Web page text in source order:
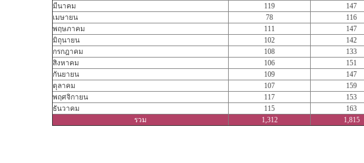
มีนาคม
119 147
เมษายน
78 116
พฤษภาคม
111 147
มิถุนายน
102 142
กรกฎาคม
108 133
สิงหาคม
106 151
กันยายน
109 147
ตุลาคม
107 159
พฤศจิกายน
117 153
ธันวาคม
115 163
รวม
1,312 1,815